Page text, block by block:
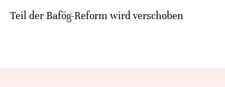
Teil der Bafög-Reform wird verschoben